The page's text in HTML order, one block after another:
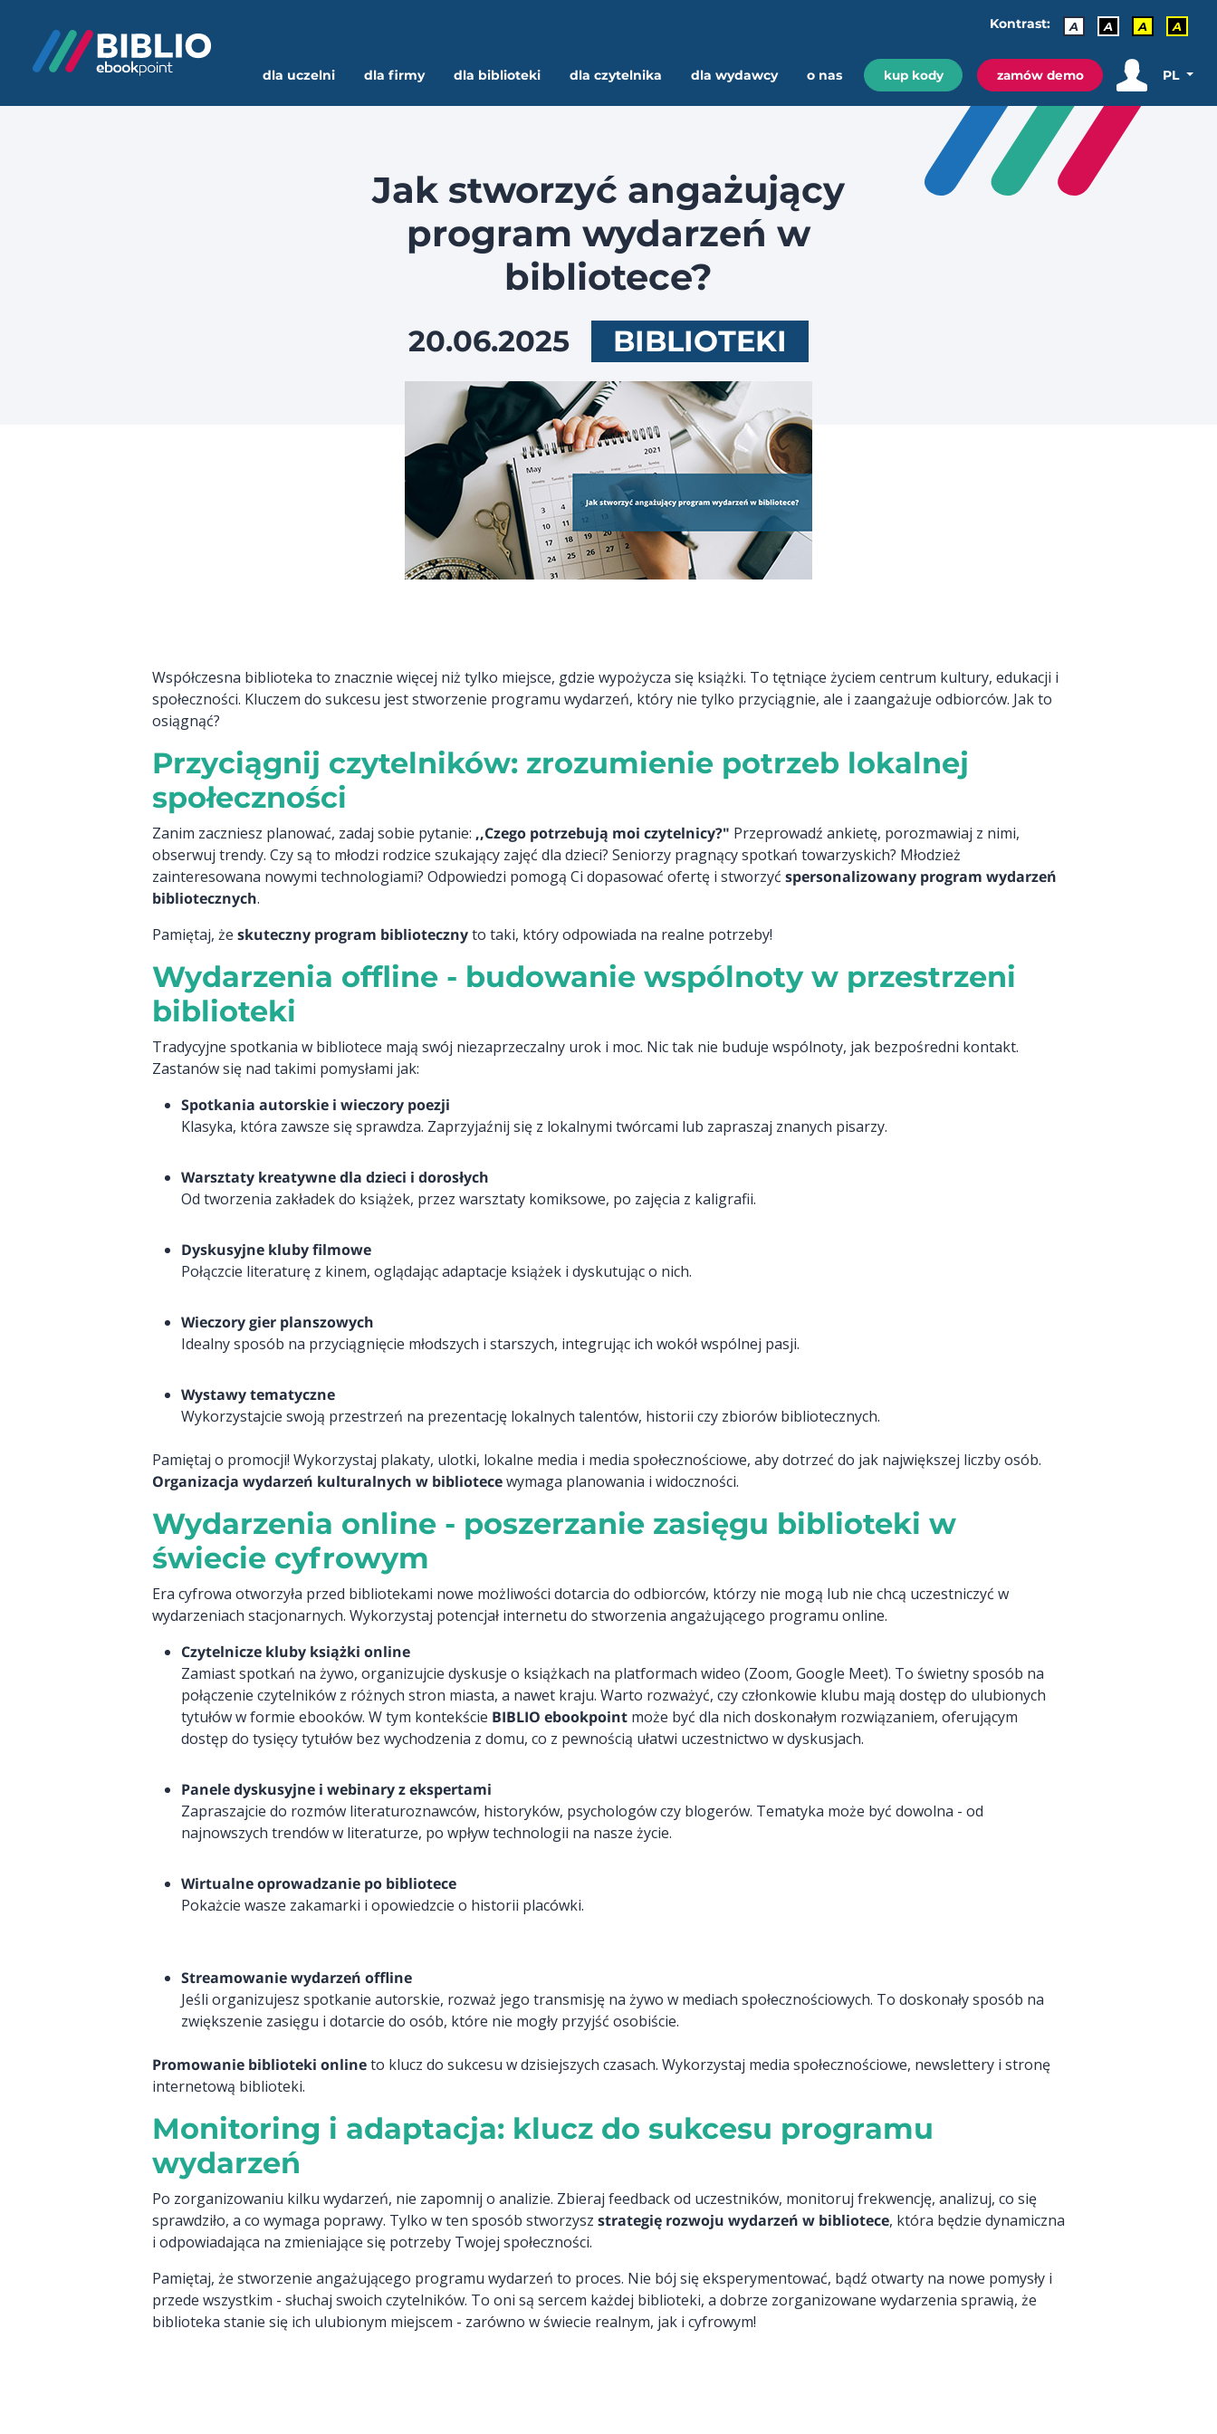
Kontrast: A A A A
dla uczelni dla firmy dla biblioteki dla czytelnika dla wydawcy o nas kup kody zamów demo PL
Jak stworzyć angażujący
program wydarzeń w
bibliotece?
20.06.2025 BIBLIOTEKI
Współczesna biblioteka to znacznie więcej niż tylko miejsce, gdzie wypożycza się książki. To tętniące życiem centrum kultury, edukacji i
społeczności. Kluczem do sukcesu jest stworzenie programu wydarzeń, który nie tylko przyciągnie, ale i zaangażuje odbiorców. Jak to
osiągnąć?
Przyciągnij czytelników: zrozumienie potrzeb lokalnej
społeczności
Zanim zaczniesz planować, zadaj sobie pytanie: ,,Czego potrzebują moi czytelnicy?" Przeprowadź ankietę, porozmawiaj z nimi,
obserwuj trendy. Czy są to młodzi rodzice szukający zajęć dla dzieci? Seniorzy pragnący spotkań towarzyskich? Młodzież
zainteresowana nowymi technologiami? Odpowiedzi pomogą Ci dopasować ofertę i stworzyć spersonalizowany program wydarzeń
bibliotecznych.
Pamiętaj, że skuteczny program bibliotecznyto taki, który odpowiada na realne potrzeby!
Wydarzenia offline - budowanie wspólnoty w przestrzeni
biblioteki
Tradycyjne spotkania w bibliotece mają swój niezaprzeczalny urok i moc. Nic tak nie buduje wspólnoty, jak bezpośredni kontakt.
Zastanów się nad takimi pomysłami jak:
Spotkania autorskie i wieczory poezji
Klasyka, która zawsze się sprawdza. Zaprzyjaźnij się z lokalnymi twórcami lub zapraszaj znanych pisarzy.
Warsztaty kreatywne dla dzieci i dorosłych
Od tworzenia zakładek do książek, przez warsztaty komiksowe, po zajęcia z kaligrafii.
Dyskusyjne kluby filmowe
Połączcie literaturę z kinem, oglądając adaptacje książek i dyskutując o nich.
Wieczory gier planszowych
Idealny sposób na przyciągnięcie młodszych i starszych, integrując ich wokół wspólnej pasji.
Wystawy tematyczne
Wykorzystajcie swoją przestrzeń na prezentację lokalnych talentów, historii czy zbiorów bibliotecznych.
Pamiętaj o promocji! Wykorzystaj plakaty, ulotki, lokalne media i media społecznościowe, aby dotrzeć do jak największej liczby osób.
Organizacja wydarzeń kulturalnych w bibliotecewymaga planowania i widoczności.
Wydarzenia online - poszerzanie zasięgu biblioteki w
świecie cyfrowym
Era cyfrowa otworzyła przed bibliotekami nowe możliwości dotarcia do odbiorców, którzy nie mogą lub nie chcą uczestniczyć w
wydarzeniach stacjonarnych. Wykorzystaj potencjał internetu do stworzenia angażującego programu online.
Czytelnicze kluby książki online
Zamiast spotkań na żywo, organizujcie dyskusje o książkach na platformach wideo (Zoom, Google Meet). To świetny sposób na
połączenie czytelników z różnych stron miasta, a nawet kraju. Warto rozważyć, czy członkowie klubu mają dostęp do ulubionych
tytułów w formie ebooków. W tym kontekście BIBLIO ebookpoint może być dla nich doskonałym rozwiązaniem, oferującym
dostęp do tysięcy tytułów bez wychodzenia z domu, co z pewnością ułatwi uczestnictwo w dyskusjach.
Panele dyskusyjne i webinary z ekspertami
Zapraszajcie do rozmów literaturoznawców, historyków, psychologów czy blogerów. Tematyka może być dowolna - od
najnowszych trendów w literaturze, po wpływ technologii na nasze życie.
Wirtualne oprowadzanie po bibliotece
Pokażcie wasze zakamarki i opowiedzcie o historii placówki.
Streamowanie wydarzeń offline
Jeśli organizujesz spotkanie autorskie, rozważ jego transmisję na żywo w mediach społecznościowych. To doskonały sposób na
zwiększenie zasięgu i dotarcie do osób, które nie mogły przyjść osobiście.
Promowanie biblioteki onlineto klucz do sukcesu w dzisiejszych czasach. Wykorzystaj media społecznościowe, newslettery i stronę
internetową biblioteki.
Monitoring i adaptacja: klucz do sukcesu programu
wydarzeń
Po zorganizowaniu kilku wydarzeń, nie zapomnij o analizie. Zbieraj feedback od uczestników, monitoruj frekwencję, analizuj, co się
sprawdziło, a co wymaga poprawy. Tylko w ten sposób stworzysz strategię rozwoju wydarzeń w bibliotece, która będzie dynamiczna
i odpowiadająca na zmieniające się potrzeby Twojej społeczności.
Pamiętaj, że stworzenie angażującego programu wydarzeń to proces. Nie bój się eksperymentować, bądź otwarty na nowe pomysły i
przede wszystkim - słuchaj swoich czytelników. To oni są sercem każdej biblioteki, a dobrze zorganizowane wydarzenia sprawią, że
biblioteka stanie się ich ulubionym miejscem - zarówno w świecie realnym, jak i cyfrowym!